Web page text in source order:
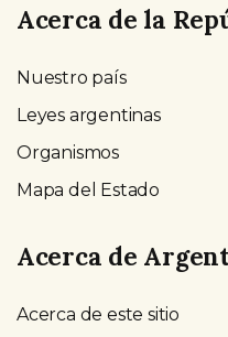
Acerca de la
Nuestro país
Leyes argentinas
Organismos
Mapa del Estado
Acerca de
Acerca de este sitio